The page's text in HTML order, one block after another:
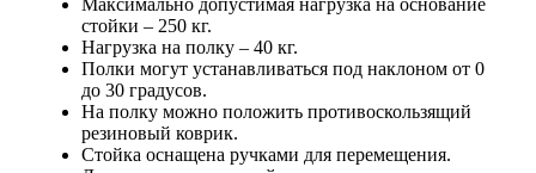
стойки – 250 кг.
Нагрузка на полку – 40 кг.
Полки могут устанавливаться под наклоном от 0
до 30 градусов.
На полку можно положить противоскользящий
резиновый коврик.
Стойка оснащена ручками для перемещения.